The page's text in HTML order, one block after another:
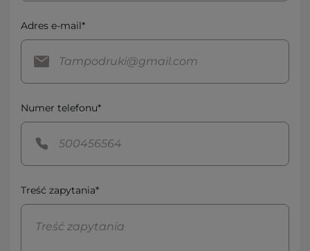
Adres e-mail*
Numer telefonu*
Treść zapytania*